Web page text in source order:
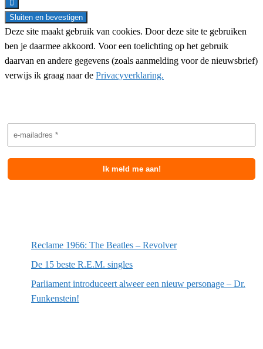
Deze site maakt gebruik van cookies. Door deze site te gebruiken
ben je daarmee akkoord. Voor een toelichting op het gebruik
daarvan en andere gegevens (zoals aanmelding voor de nieuwsbrief)
verwijs ik graag naar de Privacyverklaring.
Reclame 1966: The Beatles – Revolver
De 15 beste R.E.M. singles
Parliament introduceert alweer een nieuw personage – Dr.
Funkenstein!